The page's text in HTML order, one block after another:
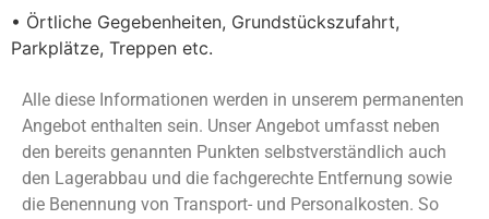
• Örtliche Gegebenheiten, Grundstückszufahrt,
Parkplätze, Treppen etc.
Alle diese Informationen werden in unserem permanenten
Angebot enthalten sein. Unser Angebot umfasst neben
den bereits genannten Punkten selbstverständlich auch
den Lagerabbau und die fachgerechte Entfernung sowie
die Benennung von Transport- und Personalkosten. So